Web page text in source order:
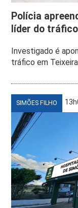
Polícia
líder do tráfico
Investigado é
tráfico em
SIMÕES FILHO